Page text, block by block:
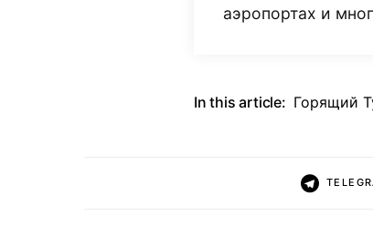
аэропортах и
In this article: Горящий